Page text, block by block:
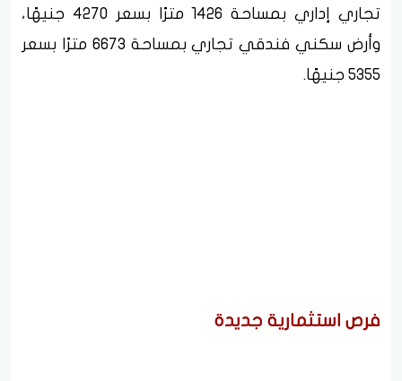
تجاري إداري بمساحة 1426 مترًا بسعر 4270 جنيهًا،
وأرض سكني فندقي تجاري بمساحة 6673 مترًا بسعر
5355 جنيهًا.
فرص استثمارية جديدة